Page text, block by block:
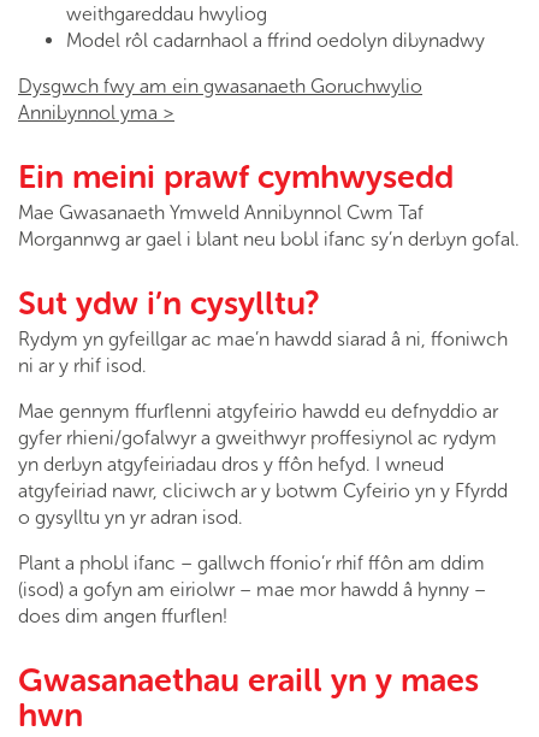
weithgareddau hwyliog
Model rôl cadarnhaol a ffrind oedolyn dibynadwy
Dysgwch fwy am ein gwasanaeth Goruchwylio
Annibynnol yma >
Ein meini prawf cymhwysedd
Mae Gwasanaeth Ymweld Annibynnol Cwm Taf
Morgannwg ar gael i blant neu bobl ifanc sy’n derbyn gofal.
Sut ydw i’n cysylltu?
Rydym yn gyfeillgar ac mae’n hawdd siarad â ni, ffoniwch
ni ar y rhif isod.
Mae gennym ffurflenni atgyfeirio hawdd eu defnyddio ar
gyfer rhieni/gofalwyr a gweithwyr proffesiynol ac rydym
yn derbyn atgyfeiriadau dros y ffôn hefyd. I wneud
atgyfeiriad nawr, cliciwch ar y botwm Cyfeirio yn y Ffyrdd
o gysylltu yn yr adran isod.
Plant a phobl ifanc – gallwch ffonio’r rhif ffôn am ddim
(isod) a gofyn am eiriolwr – mae mor hawdd â hynny –
does dim angen ffurflen!
Gwasanaethau eraill yn y maes
hwn